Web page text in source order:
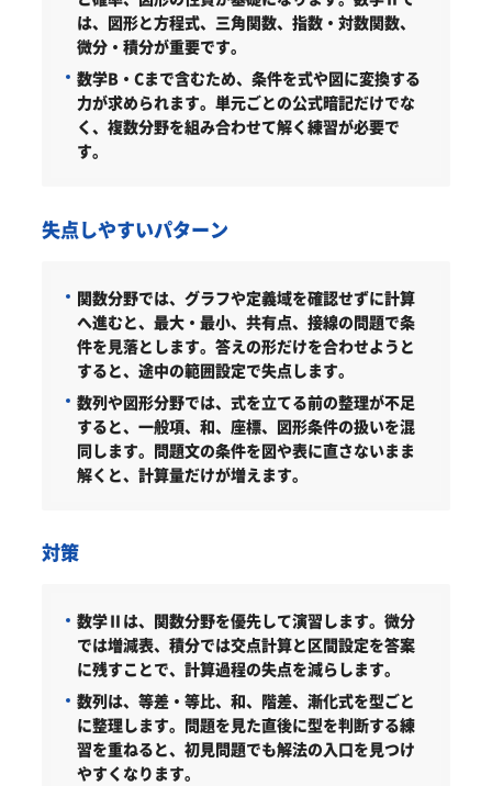
は、図形と方程式、三角関数、指数・対数関数、
微分・積分が重要です。
数学B・Cまで含むため、条件を式や図に変換する
力が求められます。単元ごとの公式暗記だけでな
く、複数分野を組み合わせて解く練習が必要で
す。
失点しやすいパターン
関数分野では、グラフや定義域を確認せずに計算
へ進むと、最大・最小、共有点、接線の問題で条
件を見落とします。答えの形だけを合わせようと
すると、途中の範囲設定で失点します。
数列や図形分野では、式を立てる前の整理が不足
すると、一般項、和、座標、図形条件の扱いを混
同します。問題文の条件を図や表に直さないまま
解くと、計算量だけが増えます。
対策
数学Ⅱは、関数分野を優先して演習します。微分
では増減表、積分では交点計算と区間設定を答案
に残すことで、計算過程の失点を減らします。
数列は、等差・等比、和、階差、漸化式を型ごと
に整理します。問題を見た直後に型を判断する練
習を重ねると、初見問題でも解法の入口を見つけ
やすくなります。